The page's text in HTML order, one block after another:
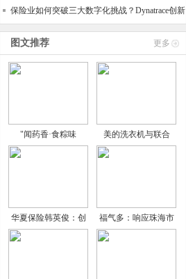
背后的
保险业如何突破三大数字化挑战？Dynatrace创新
技术
图文推荐 更多
"闻药香·食粽味 美的洗衣机与联合
华夏保险韩英俊：创 福气多：响应珠海市